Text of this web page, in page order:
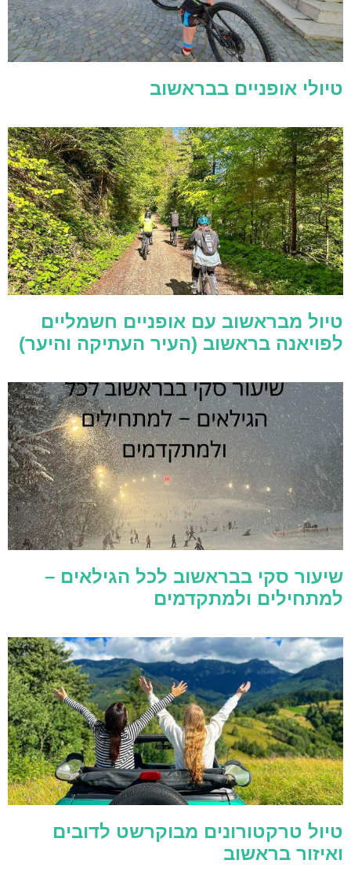
טיולי אופניים בבראשוב
טיול מבראשוב עם אופניים חשמליים
לפויאנה בראשוב (העיר העתיקה והיער)
שיעור סקי בבראשוב לכל הגילאים –
למתחילים ולמתקדמים
טיול טרקטורונים מבוקרשט לדובים
ואיזור בראשוב